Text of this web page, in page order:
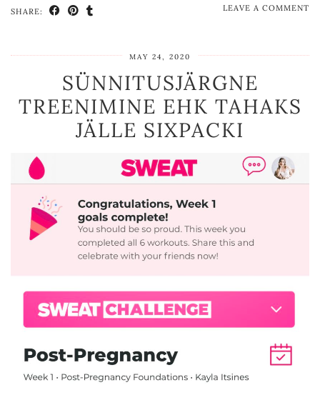
SHARE: LEAVE A COMMENT
MAY 24, 2020
SÜNNITUSJÄRGNE
TREENIMINE EHK TAHAKS
JÄLLE SIXPACKI